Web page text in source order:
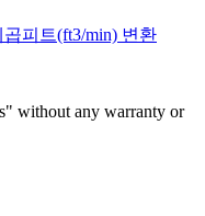
피트(ft3/min) 변환
without any warranty or